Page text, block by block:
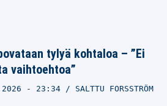
tylyä kohtaloa – ”Ei
vaihtoehtoa”
- 23:34 SALTTU FORSSTRÖM